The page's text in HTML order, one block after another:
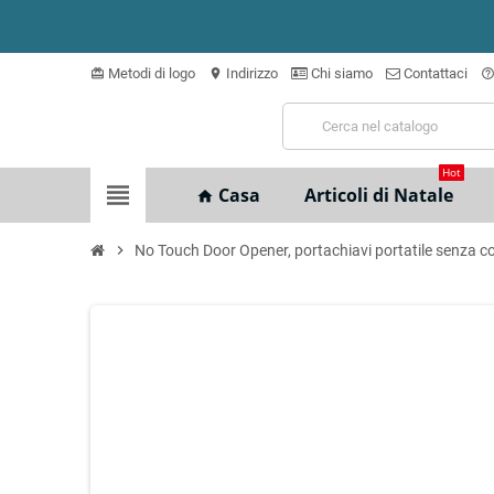
card_giftcard Metodi di logo location_on Indirizzo Chi siamo Contattaci help_outline
view_headline home Casa Articoli di Natale
Hot
chevron_right No Touch Door Opener, portachiavi portatile senza